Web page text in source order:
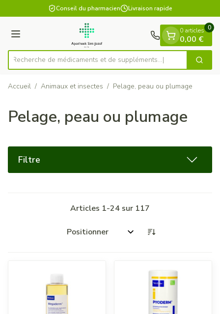
Aller au contenu
1 de 1Conseil du pharmacien Livraison rapide
Menu
Rechercher
Recherche de médicaments et
0 articles
0,00 €
0
Accueil / Animaux et insectes / Pelage, peau ou plumage
Pelage, peau ou plumage
Filtre
Articles 1-24 sur 117
Trier par: